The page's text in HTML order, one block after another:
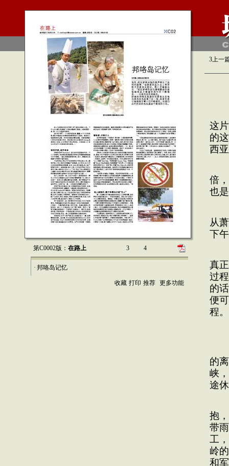
第C0002版： 在路上 3 4
· 邦咯岛记忆
收藏 打印 推荐 更多功能
3上一
这
的
西
倍
也
从
下
真
过
的
便
程
的
峡
途
抱
带
工
岭
和